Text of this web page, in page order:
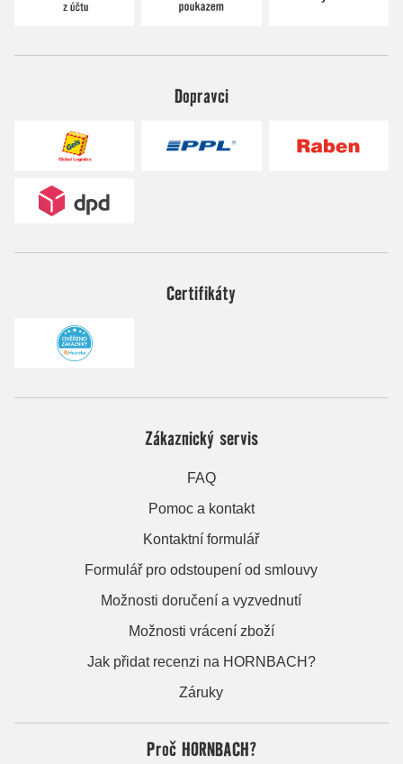
Dopravci
Certifikáty
Zákaznický servis
FAQ
Pomoc a kontakt
Kontaktní formulář
Formulář pro odstoupení od smlouvy
Možnosti doručení a vyzvednutí
Možnosti vrácení zboží
Jak přidat recenzi na HORNBACH?
Záruky
Proč HORNBACH?